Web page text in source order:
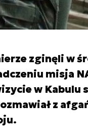
zginęli w
misja
w Kabulu
z